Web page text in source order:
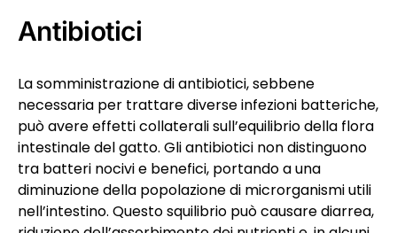
Antibiotici
La somministrazione di antibiotici, sebbene
necessaria per trattare diverse infezioni batteriche,
può avere effetti collaterali sull’equilibrio della flora
intestinale del gatto. Gli antibiotici non distinguono
tra batteri nocivi e benefici, portando a una
diminuzione della popolazione di microrganismi utili
nell’intestino. Questo squilibrio può causare diarrea,